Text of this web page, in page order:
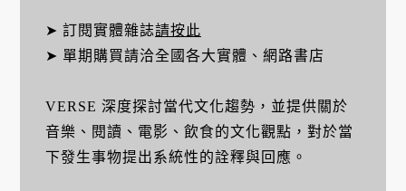
➤ 訂閱實體雜誌請按此
➤ 單期購買請洽全國各大實體、網路書店
VERSE 深度探討當代文化趨勢，並提供關於
音樂、閱讀、電影、飲食的文化觀點，對於當
下發生事物提出系統性的詮釋與回應。